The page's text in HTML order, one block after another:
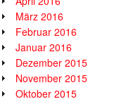
März 2016
Februar 2016
Januar 2016
Dezember 2015
November 2015
Oktober 2015